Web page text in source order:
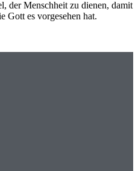
der Menschheit zu dienen, damit
Gott es vorgesehen hat.